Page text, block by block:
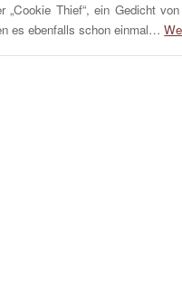
„Cookie Thief“, ein Gedicht
es ebenfalls schon einmal…